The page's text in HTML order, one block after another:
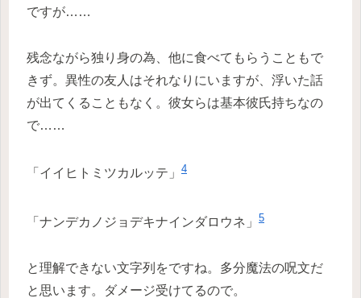
ですが……
残念ながら独り身の為、他に食べてもらうこともで
きず。異性の友人はそれなりにいますが、浮いた話
が出てくることもなく。彼女らは基本彼氏持ちなの
で……
「イイヒトミツカルッテ」 4
「ナンデカノジョデキナインダロウネ」 5
と理解できない文字列をですね。多分魔法の呪文だ
と思います。ダメージ受けてるので。